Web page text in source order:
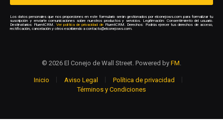
Los datos personales que nos proporciones en este formulario serán gestionados por elconejows.com para formalizar tu
suscripción y enviarte comunicaciones sobre nuestros productos y servicios. Legitimación: Consentimiento del usuario.
Destinatarios: FluentCRM.
Ver política de privacidad de FluentCRM. Derechos: Podrás ejercer tus derechos de acceso,
rectificación, cancelación y otros escribiendo a contacto@elconejows.com.
© 2026 El Conejo de Wall Street. Powered by FM
Inicio Aviso Legal
Política de privacidad
Términos y Condiciones